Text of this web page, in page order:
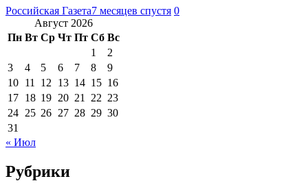
Российская Газета7 месяцев спустя 0
Август 2026
Пн Вт Ср Чт Пт Сб Вс
1
2
3
4 5 6 7 8
9
10 11 12 13 14 15 16
17 18 19 20 21 22 23
24 25 26 27 28 29 30
31
« Июл
Рубрики